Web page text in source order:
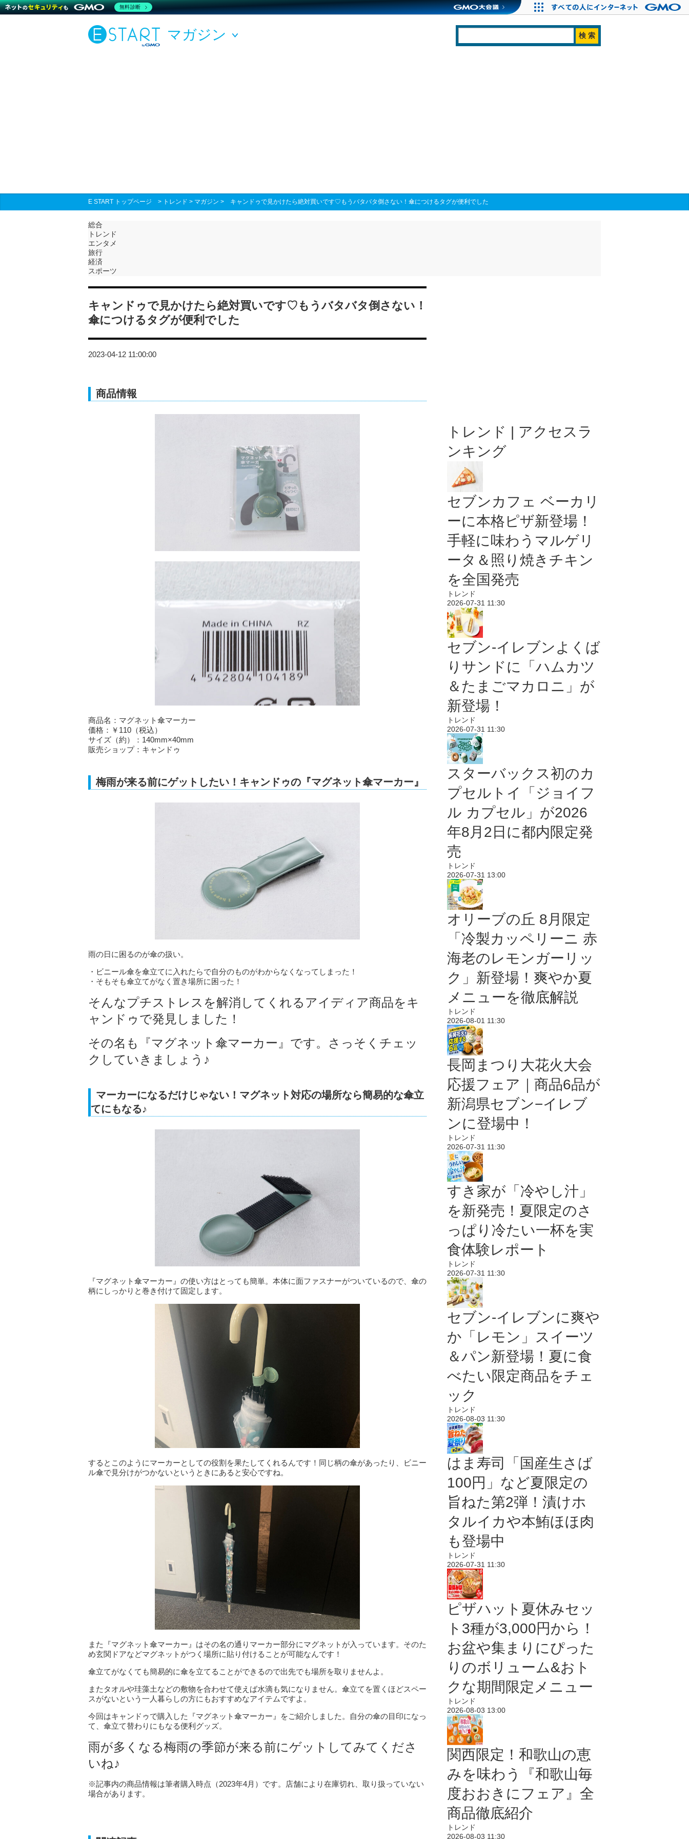
マガジン
E START トップページ > トレンド > マガジン > キャンドゥで見かけたら絶対買いです♡もうバタバタ倒さない！傘につけるタグが便利でした
総合
トレンド
エンタメ
旅行
経済
スポーツ
キャンドゥで見かけたら絶対買いです♡もうバタバタ倒さない！
傘につけるタグが便利でした
2023-04-12 11:00:00
商品情報
商品名：マグネット傘マーカー
価格：￥110（税込）
サイズ（約）：140mm×40mm
販売ショップ：キャンドゥ
梅雨が来る前にゲットしたい！キャンドゥの『マグネット傘マーカー』
雨の日に困るのが傘の扱い。
・ビニール傘を傘立てに入れたらで自分のものがわからなくなってしまった！
・そもそも傘立てがなく置き場所に困った！
そんなプチストレスを解消してくれるアイディア商品をキ
ャンドゥで発見しました！
その名も『マグネット傘マーカー』です。
さっそくチェッ
クしていきましょう♪
マーカーになるだけじゃない！マグネット対応の場所なら簡易的な傘立
てにもなる♪
『マグネット傘マーカー』の使い方はとっても簡単。本体に面ファスナーがついているので、傘の
柄にしっかりと巻き付けて固定します。
するとこのようにマーカーとしての役割を果たしてくれるんです！同じ柄の傘があったり、ビニー
ル傘で見分けがつかないというときにあると安心ですね。
また『マグネット傘マーカー』はその名の通りマーカー部分にマグネットが入っています。そのた
め玄関ドアなどマグネットがつく場所に貼り付けることが可能なんです！
傘立てがなくても簡易的に傘を立てることができるので出先でも場所を取りませんよ。
またタオルや珪藻土などの敷物を合わせて使えば水滴も気になりません。傘立てを置くほどスペー
スがないという一人暮らしの方にもおすすめなアイテムですよ。
今回はキャンドゥで購入した『マグネット傘マーカー』をご紹介しました。自分の傘の目印になっ
て、傘立て替わりにもなる便利グッズ。
雨が多くなる梅雨の季節が来る前にゲットしてみてくださ
いね♪
※記事内の商品情報は筆者購入時点（2023年4月）です。店舗により在庫切れ、取り扱っていない
場合があります。
トレンド | アクセスラ
ンキング
セブンカフェ ベーカリ
ーに本格ピザ新登場！
手軽に味わうマルゲリ
ータ＆照り焼きチキン
を全国発売
トレンド
2026-07-31 11:30
セブン‐イレブンよくば
りサンドに「ハムカツ
＆たまごマカロニ」が
新登場！
トレンド
2026-07-31 11:30
スターバックス初のカ
プセルトイ「ジョイフ
ル カプセル」が2026
年8月2日に都内限定発
売
トレンド
2026-07-31 13:00
オリーブの丘 8月限定
「冷製カッペリーニ 赤
海老のレモンガーリッ
ク」新登場！爽やか夏
メニューを徹底解説
トレンド
2026-08-01 11:30
長岡まつり大花火大会
応援フェア｜商品6品が
新潟県セブン−イレブ
ンに登場中！
トレンド
2026-07-31 11:30
すき家が「冷やし汁」
を新発売！夏限定のさ
っぱり冷たい一杯を実
食体験レポート
トレンド
2026-07-31 11:30
セブン‐イレブンに爽や
か「レモン」スイーツ
＆パン新登場！夏に食
べたい限定商品をチェ
ック
トレンド
2026-08-03 11:30
はま寿司「国産生さば
100円」など夏限定の
旨ねた第2弾！漬けホ
タルイカや本鮪ほほ肉
も登場中
トレンド
2026-07-31 11:30
ピザハット夏休みセッ
ト3種が3,000円から！
お盆や集まりにぴった
りのボリューム&おト
クな期間限定メニュー
トレンド
2026-08-03 13:00
関西限定！和歌山の恵
みを味わう『和歌山毎
度おおきにフェア』全
商品徹底紹介
トレンド
2026-08-03 11:30
無料診断